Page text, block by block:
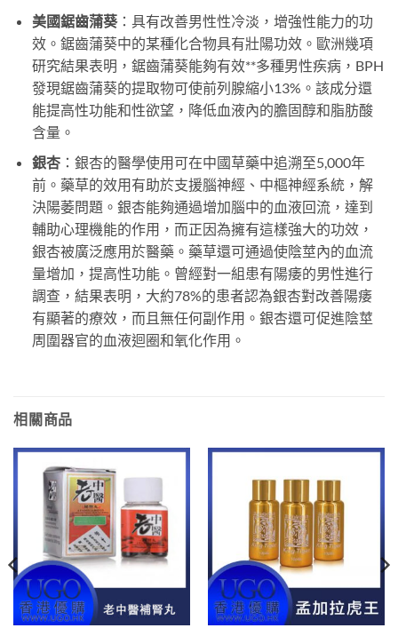
美國鋸齒蒲葵：具有改善男性性冷淡，增強性能力的功
效。鋸齒蒲葵中的某種化合物具有壯陽功效。歐洲幾項
研究結果表明，鋸齒蒲葵能夠有效**多種男性疾病，BPH
發現鋸齒蒲葵的提取物可使前列腺縮小13%。該成分還
能提高性功能和性欲望，降低血液內的膽固醇和脂肪酸
含量。
銀杏：銀杏的醫學使用可在中國草藥中追溯至5,000年
前。藥草的效用有助於支援腦神經、中樞神經系統，解
決陽萎問題。銀杏能夠通過增加腦中的血液回流，達到
輔助心理機能的作用，而正因為擁有這樣強大的功效，
銀杏被廣泛應用於醫藥。藥草還可通過使陰莖內的血流
量增加，提高性功能。曾經對一組患有陽痿的男性進行
調查，結果表明，大約78%的患者認為銀杏對改善陽痿
有顯著的療效，而且無任何副作用。銀杏還可促進陰莖
周圍器官的血液迴圈和氧化作用。
相關商品